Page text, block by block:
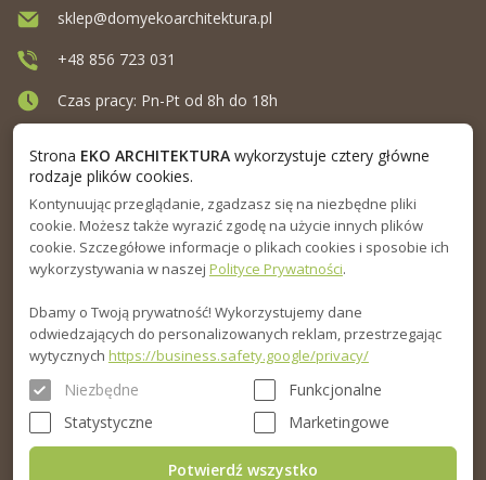
MENU
INFORMACJA
PORADNIK
sklep@domyekoarchitektura.pl
+48 856 723 031
Czas pracy: Pn-Pt od 8h do 18h
Strona EKO ARCHITEKTURAwykorzystuje cztery główne
rodzaje plików cookies.
Kontynuując przeglądanie, zgadzasz się na niezbędne pliki
cookie. Możesz także wyrazić zgodę na użycie innych plików
cookie. Szczegółowe informacje o plikach cookies i sposobie ich
wykorzystywania w naszej Polityce Prywatności.
Dbamy o Twoją prywatność! Wykorzystujemy dane
odwiedzających do personalizowanych reklam, przestrzegając
wytycznych https://business.safety.google/privacy/
Niezbędne
Funkcjonalne
Statystyczne
Marketingowe
Potwierdź wszystko